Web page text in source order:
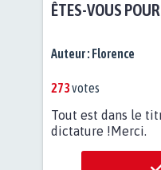
ÊTES-VOUS
Auteur : Florence
273votes
Tout est dans le
dictature !Merci.